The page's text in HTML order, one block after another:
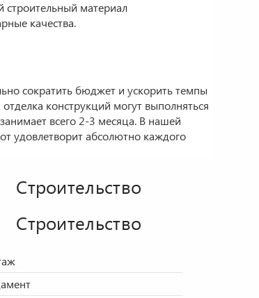
строительный материал
качества.
сократить бюджет и ускорить темпы
конструкций могут выполняться
всего 2-3 месяца. В нашей
удовлетворит абсолютно каждого
Строительство
Строительство